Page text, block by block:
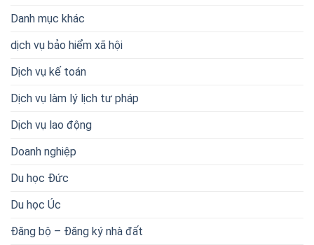
Danh mục khác
dịch vụ bảo hiểm xã hội
Dịch vụ kế toán
Dịch vụ làm lý lịch tư pháp
Dịch vụ lao động
Doanh nghiệp
Du học Đức
Du học Úc
Đăng bộ – Đăng ký nhà đất